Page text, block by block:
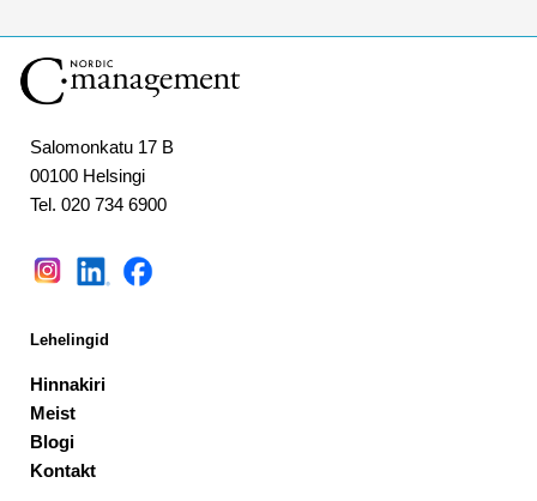
Salomonkatu 17 B
00100 Helsingi
Tel. 020 734 6900
Lehelingid
Hinnakiri
Meist
Blogi
Kontakt